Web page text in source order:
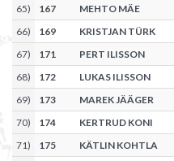
65) 167 MEHTO MÄE
66) 169 KRISTJAN TÜRK
67) 171 PERT ILISSON
68) 172 LUKAS ILISSON
69) 173 MAREK JÄÄGER
70) 174 KERTRUD KONI
71) 175 KÄTLIN KOHTLA